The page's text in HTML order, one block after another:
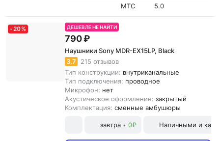
МТС
5.0
-20% ДЕШЕВЛЕ НЕ НАЙТИ
790 ₽
Наушники Sony MDR-EX15LP, Black
3.7
215 отзывов
Тип конструкции: внутриканальные
Тип подключения: проводное
Микрофон: нет
Акустическое оформление: закрытый
Комплектация: сменные амбушюры
завтра • 0₽ Наличными и